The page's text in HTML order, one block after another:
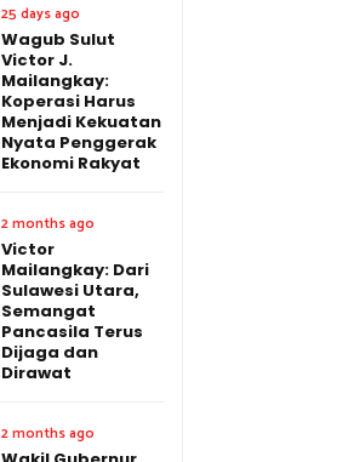
25 days ago
Wagub Sulut
Victor J.
Mailangkay:
Koperasi Harus
Menjadi Kekuatan
Nyata Penggerak
Ekonomi Rakyat
2 months ago
Victor
Mailangkay: Dari
Sulawesi Utara,
Semangat
Pancasila Terus
Dijaga dan
Dirawat
2 months ago